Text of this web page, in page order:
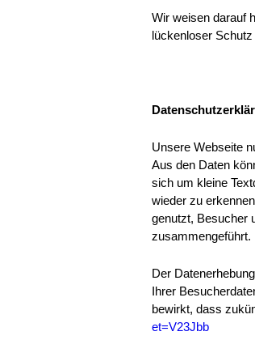
Wir weisen darauf
lückenloser
Unsere Webseite
Aus den Daten
sich um kleine
wieder zu
genutzt, Besucher
zusammengeführt.
Der
Ihrer
bewirkt, dass
et=V23Jbb